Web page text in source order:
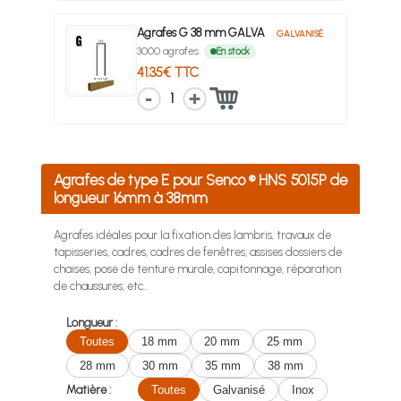
Agrafes G 38 mm GALVA GALVANISÉ
3000 agrafes En stock
41.35€ TTC
1
Agrafes de type E pour Senco ® HNS 5015P de
longueur 16mm à 38mm
Agrafes idéales pour la fixation des lambris, travaux de
tapisseries, cadres, cadres de fenêtres, assises dossiers de
chaises, pose de tenture murale, capitonnage, réparation
de chaussures, etc...
Longueur :
Toutes
18 mm 20 mm
25 mm
28 mm
30 mm 35 mm
38 mm
Matière :
Toutes Galvanisé Inox